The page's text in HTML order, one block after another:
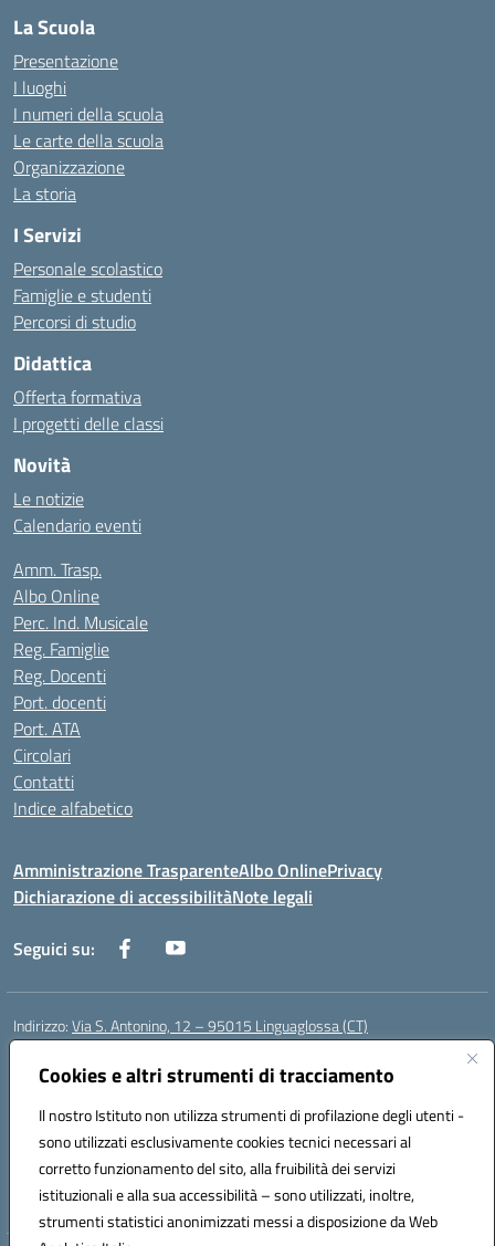
Cookies e altri strumenti di tracciamento
Il nostro Istituto non utilizza strumenti di profilazione degli utenti -
sono utilizzati esclusivamente cookies tecnici necessari al
corretto funzionamento del sito, alla fruibilità dei servizi
istituzionali e alla sua accessibilità – sono utilizzati, inoltre,
strumenti statistici anonimizzati messi a disposizione da Web
La Scuola
Presentazione
I luoghi
I numeri della scuola
Le carte della scuola
Organizzazione
La storia
I Servizi
Personale scolastico
Famiglie e studenti
Percorsi di studio
Didattica
Offerta formativa
I progetti delle classi
Novità
Le notizie
Calendario eventi
Amm. Trasp.
Albo Online
Perc. Ind. Musicale
Reg. Famiglie
Reg. Docenti
Port. docenti
Port. ATA
Circolari
Contatti
Indice alfabetico
Amministrazione TrasparenteAlbo OnlinePrivacy
Dichiarazione di accessibilitàNote legali
Seguici su:
Indirizzo:Via S. Antonino, 12 – 95015 Linguaglossa (CT)
Centralino:
Posta elettronica certificata (PEC):ctic83200r@pec.istruzione.it
Codice fiscale: 83002470876
Codice meccanografico:CTIC83200R
Codice Indice delle Pubbliche Amministrazioni (IPA): istsc_CTIC83200R
Codice unico di fatturazione (CUF): UF7TEB